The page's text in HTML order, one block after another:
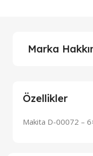
Özellikler
Makita D-00072 –
Marka